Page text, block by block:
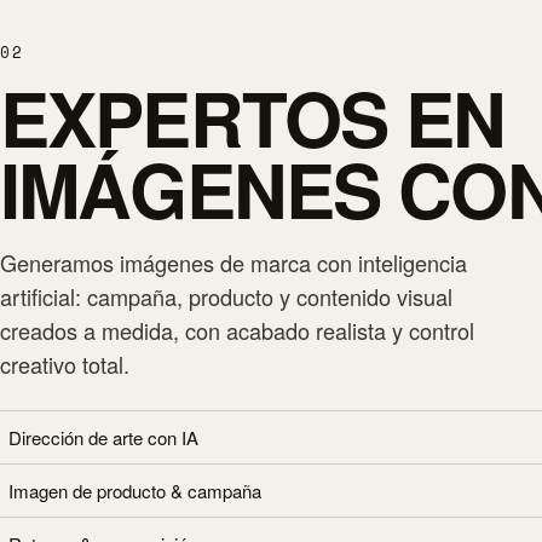
02
EXPERTOS EN
IMÁGENES
Generamos imágenes de marca con inteligencia
artificial: campaña, producto y contenido visual
creados a medida, con acabado realista y control
creativo total.
Dirección de arte con IA
Imagen de producto & campaña